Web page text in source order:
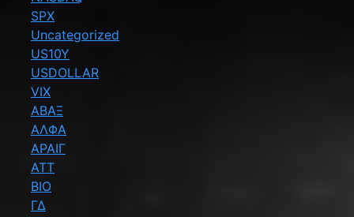
SPX
Uncategorized
US10Y
USDOLLAR
VIX
ΑΒΑΞ
ΑΛΦΑ
ΑΡΑΙΓ
ΑΤΤ
ΒΙΟ
ΓΔ